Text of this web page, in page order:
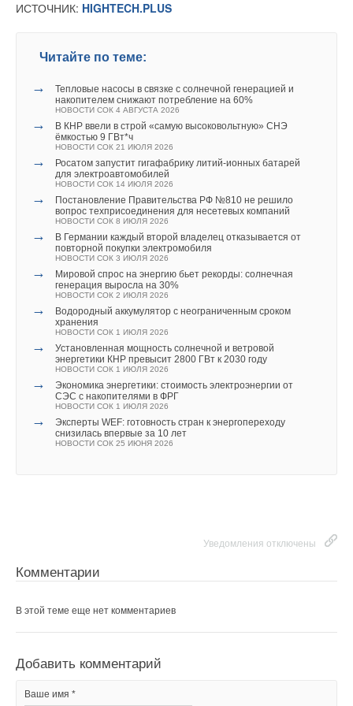
ИСТОЧНИК: HIGHTECH.PLUS
Читайте по теме:
→
Тепловые насосы в связке с солнечной генерацией и
накопителем снижают потребление на 60%
НОВОСТИ СОК 4 АВГУСТА 2026
→
В КНР ввели в строй «самую высоковольтную» СНЭ
ёмкостью 9 ГВт*ч
НОВОСТИ СОК 21 ИЮЛЯ 2026
→
Росатом запустит гигафабрику литий-ионных батарей
для электроавтомобилей
НОВОСТИ СОК 14 ИЮЛЯ 2026
→
Постановление Правительства РФ №810 не решило
вопрос техприсоединения для несетевых компаний
НОВОСТИ СОК 8 ИЮЛЯ 2026
→
В Германии каждый второй владелец отказывается от
повторной покупки электромобиля
НОВОСТИ СОК 3 ИЮЛЯ 2026
→
Мировой спрос на энергию бьет рекорды: солнечная
генерация выросла на 30%
НОВОСТИ СОК 2 ИЮЛЯ 2026
→
Водородный аккумулятор с неограниченным сроком
хранения
НОВОСТИ СОК 1 ИЮЛЯ 2026
→
Установленная мощность солнечной и ветровой
энергетики КНР превысит 2800 ГВт к 2030 году
НОВОСТИ СОК 1 ИЮЛЯ 2026
→
Экономика энергетики: стоимость электроэнергии от
СЭС с накопителями в ФРГ
НОВОСТИ СОК 1 ИЮЛЯ 2026
→
Эксперты WEF: готовность стран к энергопереходу
снизилась впервые за 10 лет
НОВОСТИ СОК 25 ИЮНЯ 2026
Уведомления отключены
Комментарии
В этой теме еще нет комментариев
Добавить комментарий
Ваше имя *
ветроэлектростанции
35,5%
ветроэнергетики за полгода
НОВОСТИ СОК 22 ИЮЛЯ 2026
ёмкостью 9 ГВт*ч
НОВОСТИ СОК 21 ИЮЛЯ 2026
Уведомления отключены
Комментарии
В этой теме еще нет комментариев
Добавить комментарий
Ваше имя *
Ваш E-mail *
Добавить комментарий
Ваш E-mail *
Учёные ЮУрГУ создали каскадную установку,
объединяющую солнечную и геотермальную энергию
НОВОСТИ СОК 6 АВГУСТА 2026
Для Арктики создали технологию защиты
ветрогенераторов от аварий
НОВОСТИ СОК 6 АВГУСТА 2026
Гибридный тепловой насос PV/T с одним общим
испарителем
НОВОСТИ СОК 5 АВГУСТА 2026
Тепловые насосы в связке с солнечной генерацией и
накопителем снижают потребление на 60%
НОВОСТИ СОК 4 АВГУСТА 2026
CDU производства LG прошёл валидацию NVIDIA для
ИИ-дата-центров
НОВОСТИ СОК 28 ИЮЛЯ 2026
Stiebel Eltron отмечает 50 лет производства тепловых
насосов
НОВОСТИ СОК 24 ИЮЛЯ 2026
Сколтех улучшил температурный мониторинг
инженерных систем
НОВОСТИ СОК 22 ИЮЛЯ 2026
Stiebel Eltron расширил линейку воздушно-водяных
тепловых насосов WPL-A
НОВОСТИ СОК 17 ИЮЛЯ 2026
Ученые создали лопасти для ветряков, которые на 80%
легче алюминиевых
НОВОСТИ СОК 7 ИЮЛЯ 2026
В северных морях обнаружили почти 20 млрд тонн
органического углерода
Комментарии
Добавить комментарий